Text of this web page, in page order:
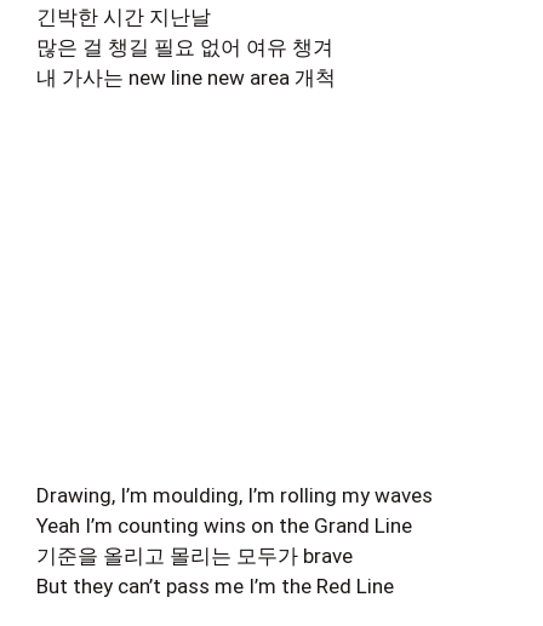
긴박한 시간 지난날
많은 걸 챙길 필요 없어 여유 챙겨
내 가사는 new line new area 개척
Drawing, I’m moulding, I’m rolling my waves
Yeah I’m counting wins on the Grand Line
기준을 올리고 몰리는 모두가 brave
But they can’t pass me I’m the Red Line